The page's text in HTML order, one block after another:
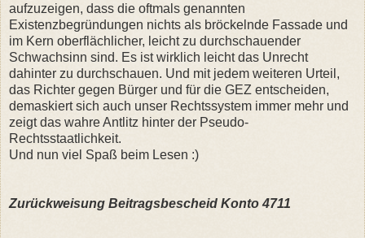
aufzuzeigen, dass die oftmals genannten
Existenzbegründungen nichts als bröckelnde Fassade und
im Kern oberflächlicher, leicht zu durchschauender
Schwachsinn sind. Es ist wirklich leicht das Unrecht
dahinter zu durchschauen. Und mit jedem weiteren Urteil,
das Richter gegen Bürger und für die GEZ entscheiden,
demaskiert sich auch unser Rechtssystem immer mehr und
zeigt das wahre Antlitz hinter der Pseudo-
Rechtsstaatlichkeit.
Und nun viel Spaß beim Lesen :)
Zurückweisung Beitragsbescheid Konto 4711